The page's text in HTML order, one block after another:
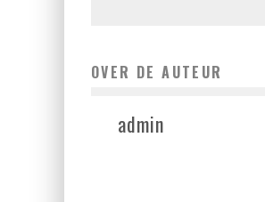
OVER DE AUTEUR
admin